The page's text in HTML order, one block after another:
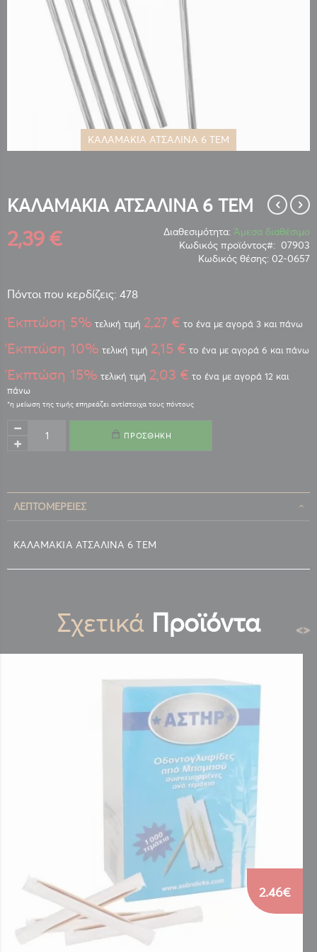
ΚΑΛΑΜΑΚΙΑ ΑΤΣΑΛΙΝΑ 6 ΤΕΜ
της
συλλογής
ΚΑΛΑΜΑΚΙΑ ΑΤΣΑΛΙΝΑ 6 ΤΕΜ
2,39 € Διαθεσιμότητα: Άμεσα διαθέσιμο
Κωδικός προϊόντος
07903
Κωδικός θέσης: 02-0657
Πόντοι που κερδίζεις: 478
Έκπτώση 5% τελική τιμή 2,27 € το ένα με αγορά 3 και πάνω
Έκπτώση 10% τελική τιμή 2,15 € το ένα με αγορά 6 και πάνω
Έκπτώση 15% τελική τιμή 2,03 € το ένα με αγορά 12 και
πάνω
ΠΡΟΣΘΉΚΗ
ΛΕΠΤΟΜΈΡΕΙΕΣ
ΚΑΛΑΜΑΚΙΑ ΑΤΣΑΛΙΝΑ 6 ΤΕΜ
Σχετικά Προϊόντα
2.46€
<>